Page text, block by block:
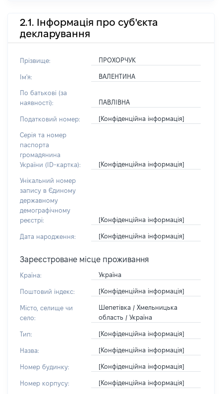
2.1. Інформація про суб'єкта
декларування
Прізвище: ПРОХОРЧУК
Ім'я: ВАЛЕНТИНА
По батькові (за
наявності):
ПАВЛІВНА
Податковий номер: [Конфіденційна інформація]
Серія та номер
паспорта
громадянина
України (ID-картка):
[Конфіденційна інформація]
Унікальний номер
запису в Єдиному
державному
демографічному
реєстрі:
[Конфіденційна інформація]
Дата народження: [Конфіденційна інформація]
Зареєстроване місце проживання
Країна: Україна
Поштовий індекс: [Конфіденційна інформація]
Місто, селище чи
село:
Шепетівка / Хмельницька
область / Україна
Тип: [Конфіденційна інформація]
Назва: [Конфіденційна інформація]
Номер будинку: [Конфіденційна інформація]
Номер корпусу: [Конфіденційна інформація]